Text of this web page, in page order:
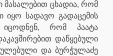
მასალებით ცხადია, რომ
იყო სადავო გადაცემის
იცოდნენ, რომ პაატა
დაწყებული
და ბურჭულაძე